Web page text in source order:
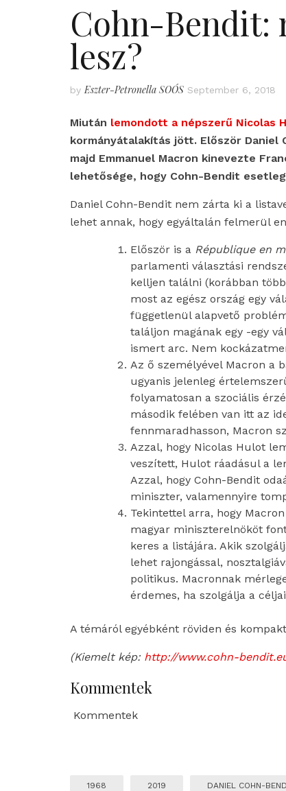
Cohn-Bendit:
lesz?
by Eszter-Petronella SOÓS September 6, 2018
Miután lemondott a népszerű Nicolas
kormányátalakítás jött. Először
majd Emmanuel Macron kinevezte
lehetősége, hogy Cohn-Bendit
Daniel Cohn-Bendit nem zárta ki a
lehet annak, hogy egyáltalán felmerül
Először is a République en
parlamenti választási
kelljen találni (korábban
most az egész ország egy
függetlenül alapvető
találjon magának egy -egy
ismert arc. Nem
Az ő személyével Macron a
ugyanis jelenleg
folyamatosan a szociális
második felében van itt az
fennmaradhasson, Macron
Azzal, hogy Nicolas Hulot
veszített, Hulot ráadásul a
Azzal, hogy Cohn-Bendit
miniszter, valamennyire
Tekintettel arra, hogy
magyar miniszterelnököt
keres a listájára. Akik
lehet rajongással,
politikus. Macronnak
érdemes, ha szolgálja a
A témáról egyébként röviden és
(Kiemelt kép: http://www.cohn-
Kommentek
Kommentek
1968 2019 DANIEL COHN-